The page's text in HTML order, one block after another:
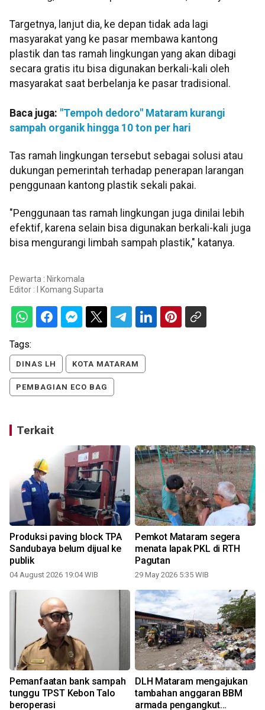
Targetnya, lanjut dia, ke depan tidak ada lagi
masyarakat yang ke pasar membawa kantong
plastik dan tas ramah lingkungan yang akan dibagi
secara gratis itu bisa digunakan berkali-kali oleh
masyarakat saat berbelanja ke pasar tradisional.
Baca juga: "Tempoh dedoro" Mataram kurangi
sampah organik hingga 10 ton per hari
Tas ramah lingkungan tersebut sebagai solusi atau
dukungan pemerintah terhadap penerapan larangan
penggunaan kantong plastik sekali pakai.
"Penggunaan tas ramah lingkungan juga dinilai lebih
efektif, karena selain bisa digunakan berkali-kali juga
bisa mengurangi limbah sampah plastik," katanya.
Pewarta : Nirkomala
Editor :
I Komang Suparta
Tags:
DINAS LH KOTA MATARAM
PEMBAGIAN ECO BAG
Terkait
Produksi paving block TPA
Sandubaya belum dijual ke
publik
04 August 2026 19:04 WIB
Pemkot Mataram segera
menata lapak PKL di RTH
Pagutan
29 May 2026 5:35 WIB
Pemanfaatan bank sampah
tunggu TPST Kebon Talo
beroperasi
DLH Mataram mengajukan
tambahan anggaran BBM
armada pengangkut